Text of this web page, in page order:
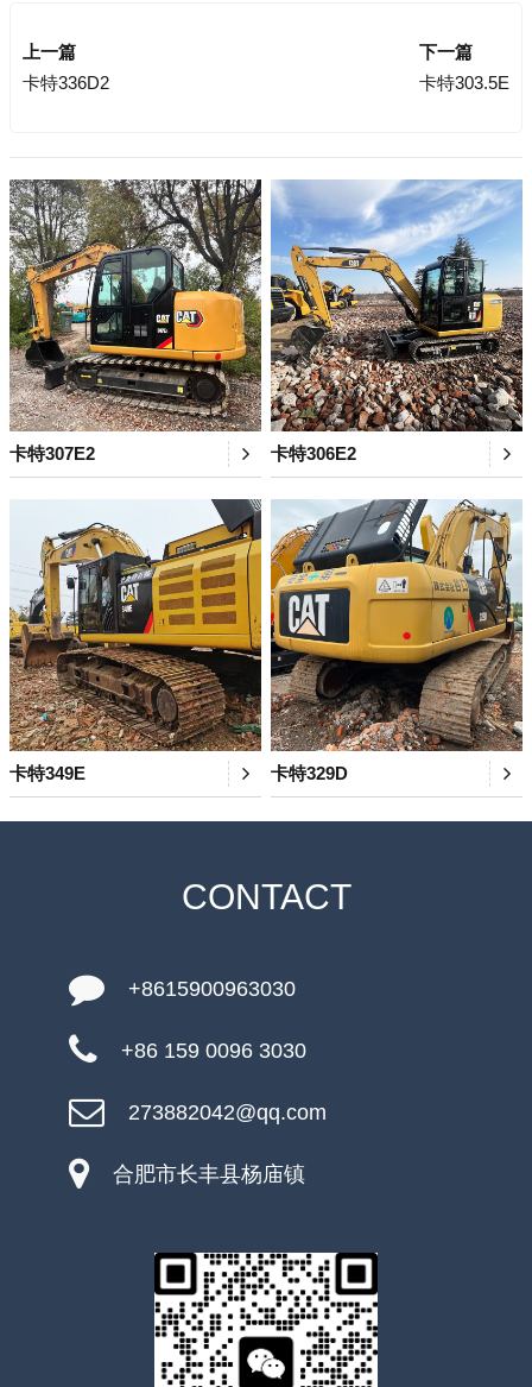
上一篇
卡特336D2
下一篇
卡特303.5E
卡特307E2 卡特306E2
卡特349E 卡特329D
CONTACT
+8615900963030
+86 159 0096 3030
273882042@qq.com
合肥市长丰县杨庙镇